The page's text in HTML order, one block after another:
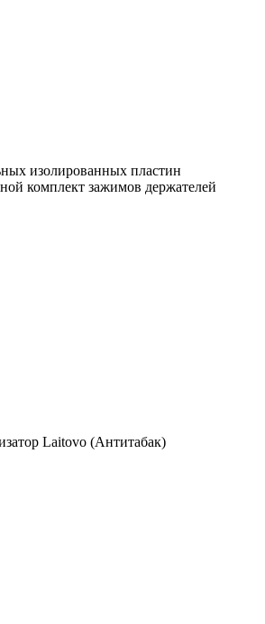
изолированных пластин
комплект зажимов держателей
Laitovo (Антитабак)